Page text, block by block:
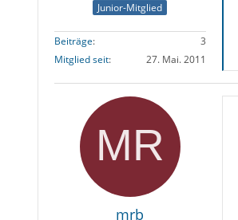
Junior-Mitglied
Beiträge
3
Mitglied seit
27. Mai. 2011
mrb